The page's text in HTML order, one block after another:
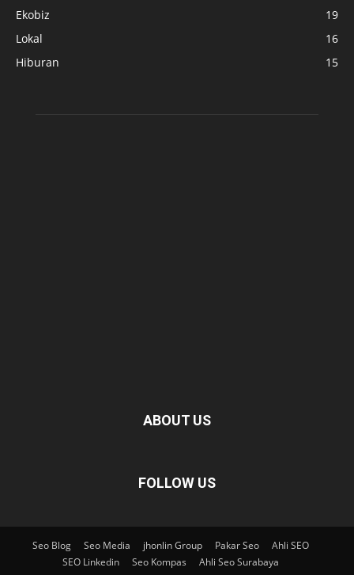
Ekobiz
19
Lokal
16
Hiburan
15
ABOUT US
FOLLOW US
Seo Blog Seo Media jhonlin Group Pakar Seo
Ahli SEO
SEO Linkedin
Seo Kompas
Ahli Seo Surabaya